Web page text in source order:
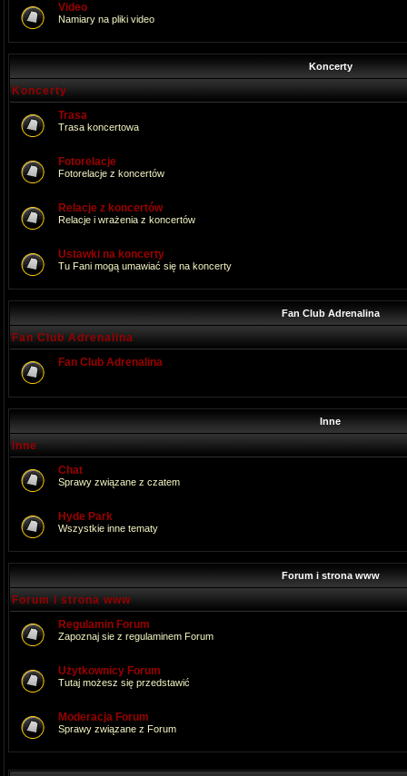
Video
Namiary na pliki video
Koncerty
Koncerty
Trasa
Trasa koncertowa
Fotorelacje
Fotorelacje z koncertów
Relacje z koncertów
Relacje i wrażenia z koncertów
Ustawki na koncerty
Tu Fani mogą umawiać się na koncerty
Fan Club Adrenalina
Fan Club Adrenalina
Fan Club Adrenalina
Inne
Inne
Chat
Sprawy związane z czatem
Hyde Park
Wszystkie inne tematy
Forum i strona www
Forum i strona www
Regulamin Forum
Zapoznaj sie z regulaminem Forum
Użytkownicy Forum
Tutaj możesz się przedstawić
Moderacja Forum
Sprawy związane z Forum